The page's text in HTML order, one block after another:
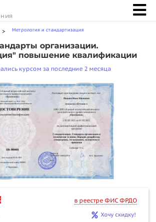
> Метрология и стандартизация
организации.
повышение квалификации
курсом за последние 2 месяца
в реестре ФИС ФРДО
Хочу скидку!